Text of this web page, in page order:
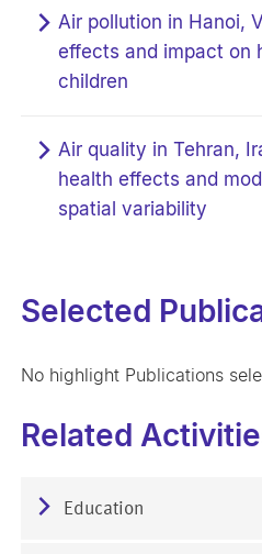
Air pollution in Hanoi,
effects and impact on
children
Air quality in Tehran,
health effects and
spatial variability
Selected
No highlight Publications
Related
Education